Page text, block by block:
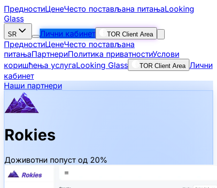
ПредностиЦенеЧесто постављана питањаLooking
Glass
SR Лични кабинет TOR Client Area
ПредностиЦенеЧесто постављана
питањаПартнериПолитика приватностиУслови
коришћења услугаLooking Glass TOR Client Area Лични
кабинет
Наши партнери
Rokies
Доживотни попуст од 20%